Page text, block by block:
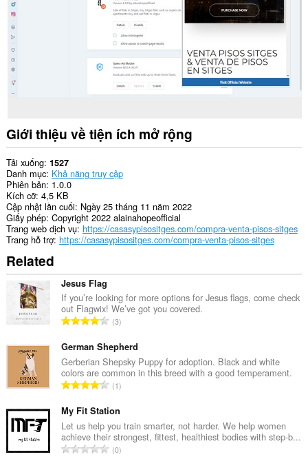
Giới thiệu về tiện ích mở rộng
Tải xuống 1527
Danh mục Khả năng truy cập
Phiên bản 1.0.0
Kích cỡ 4,5 KB
Cập nhật lần cuối Ngày 25 tháng 11 năm 2022
Giấy phép Copyright 2022 alainahopeofficial
Trang web dịch vụ https://casasypisositges.com/compra-venta-pisos-sitges
Trang hỗ trợ https://casasypisositges.com/compra-venta-pisos-sitges
Related
Jesus Flag
If you’re looking for more options for Jesus flags, come check
out Flagwix! We’ve got you covered.
T
n
g
s
ố
ế
p
h
ạ
3
German Shepherd
Gerberian Shepsky Puppy for adoption. Black and white
colors are common in this breed with a good temperament.
T
n
g
s
ố
1
My Fit Station
Let us help you train smarter, not harder. We help women
achieve their strongest, fittest, healthiest bodies with step-b...
T0